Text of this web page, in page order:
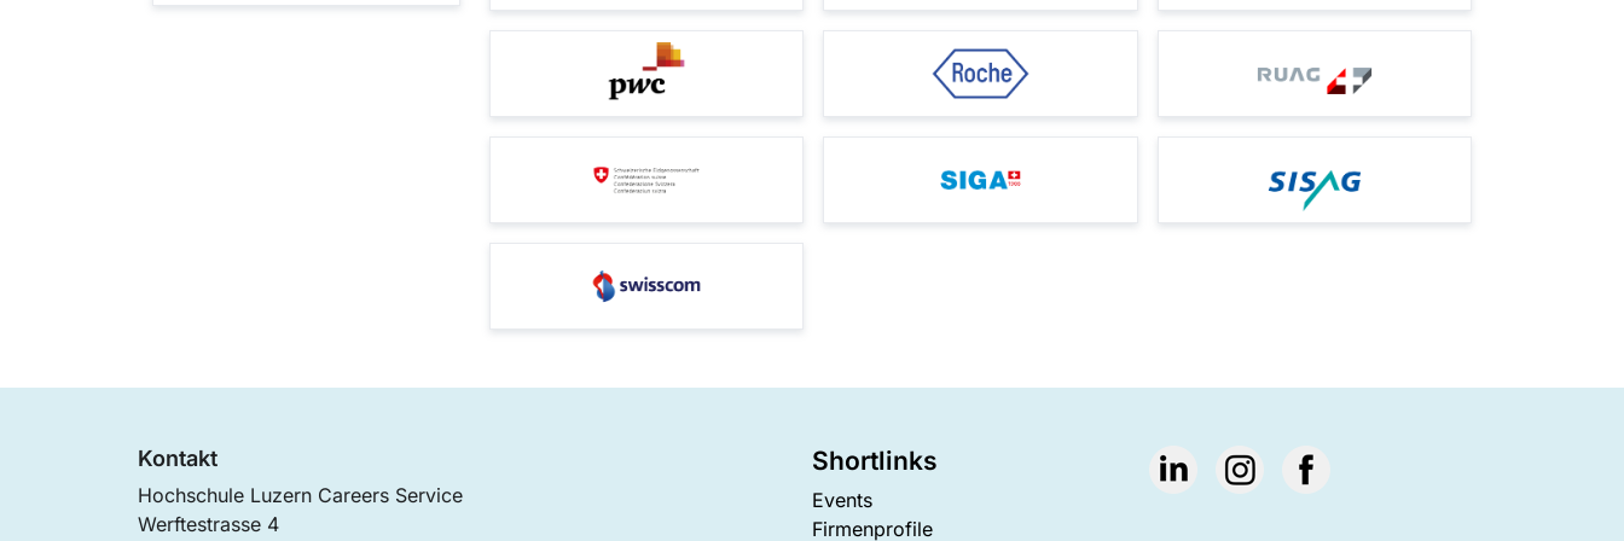
Kontakt
Hochschule Luzern Careers Service
Werftestrasse 4
Shortlinks
Events
Firmenprofile